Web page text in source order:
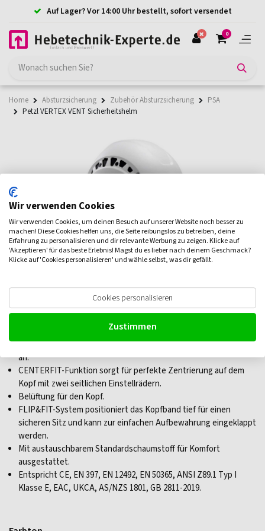
Auf Lager? Vor 14:00 Uhr bestellt, sofort versendet
0
Home Absturzsicherung Zubehör Absturzsicherung
PSA
Petzl VERTEX VENT Sicherheitshelm
Petzl VERTEX VENT Sicherheitshelm
Sechs-Punkt-Textilaufhängung passt sich perfekt der Kopfform
an.
CENTERFIT-Funktion sorgt für perfekte Zentrierung auf dem
Kopf mit zwei seitlichen Einstellrädern.
Belüftung für den Kopf.
FLIP&FIT-System positioniert das Kopfband tief für einen
sicheren Sitz und kann zur einfachen Aufbewahrung eingeklappt
werden.
Mit austauschbarem Standardschaumstoff für Komfort
ausgestattet.
Entspricht CE, EN 397, EN 12492, EN 50365, ANSI Z89.1 Typ I
Klasse E, EAC, UKCA, AS/NZS 1801, GB 2811-2019.
Wir verwenden Cookies
Wir verwenden Cookies, um deinen Besuch auf unserer Website noch besser zu
machen! Diese Cookies helfen uns, die Seite reibungslos zu betreiben, deine
Erfahrung zu personalisieren und dir relevante Werbung zu zeigen. Klicke auf
'Akzeptieren' für das beste Erlebnis! Magst du es lieber nach deinem Geschmack?
Klicke auf 'Cookies personalisieren' und wähle selbst, was dir gefällt.
Cookies personalisieren
Zustimmen